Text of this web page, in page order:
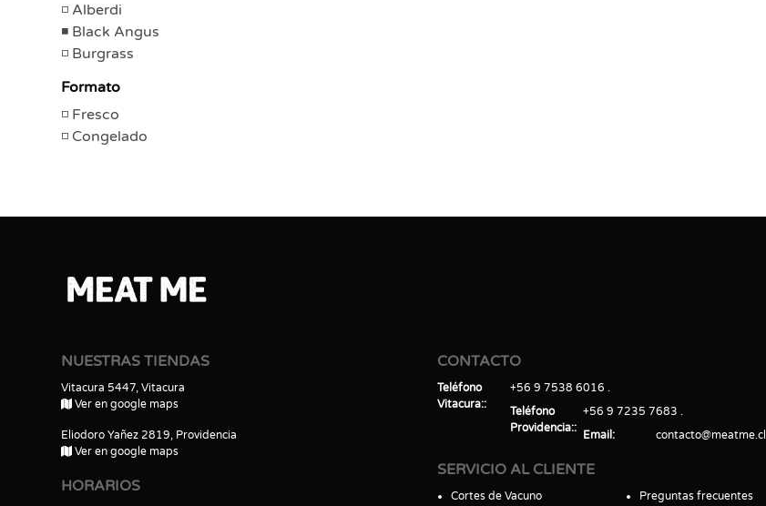
Alberdi
Black Angus
Burgrass
Formato
Fresco
Congelado
NUESTRAS TIENDAS
Vitacura 5447, Vitacura
Ver en google maps
Eliodoro Yañez 2819, Providencia
Ver en google maps
HORARIOS
CONTACTO
Teléfono
Vitacura:
+56 9 7538 6016
Teléfono
Providencia:
+56 9 7235 7683
Email
contacto@meatme.cl
SERVICIO AL CLIENTE
Cortes de Vacuno Preguntas frecuentes